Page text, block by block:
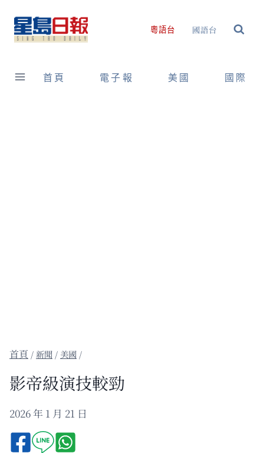
content
粵語台 國語台
首頁 電子報 美國 國際
/新聞 / 美國 /
影帝級演技較勁
2026 年 1 月 21 日